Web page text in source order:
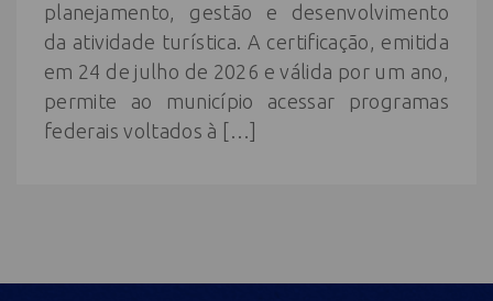
planejamento, gestão e desenvolvimento
da atividade turística. A certificação, emitida
em 24 de julho de 2026 e válida por um ano,
permite ao município acessar programas
federais voltados à […]